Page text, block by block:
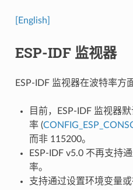
[English]
ESP-IDF 监视器
ESP-IDF 监视器在波特率方
目前，ESP-IDF 监视器
率 (
而非 115200。
ESP-IDF v5.0 不再支持
率。
支持通过设置环境变量